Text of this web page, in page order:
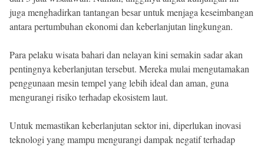
juga menghadirkan tantangan besar untuk menjaga keseimbangan
antara pertumbuhan ekonomi dan keberlanjutan lingkungan.
Para pelaku wisata bahari dan nelayan kini semakin sadar akan
pentingnya keberlanjutan tersebut. Mereka mulai mengutamakan
penggunaan mesin tempel yang lebih ideal dan aman, guna
mengurangi risiko terhadap ekosistem laut.
Untuk memastikan keberlanjutan sektor ini, diperlukan inovasi
teknologi yang mampu mengurangi dampak negatif terhadap